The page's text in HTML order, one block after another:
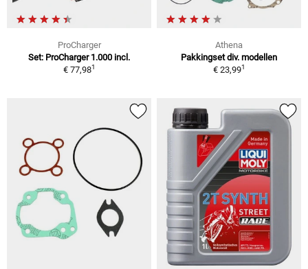
ProCharger
Set: ProCharger 1.000 incl.
€ 77,981
Athena
Pakkingset div. modellen
€ 23,991